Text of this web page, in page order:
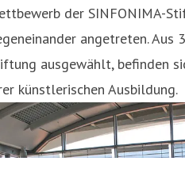
der SINFONIMA-
angetreten. Aus
ausgewählt, befinden
künstlerischen Ausbildung.